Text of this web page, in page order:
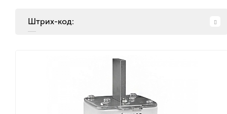
Штрих-код: